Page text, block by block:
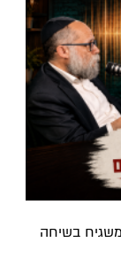
בשיחה